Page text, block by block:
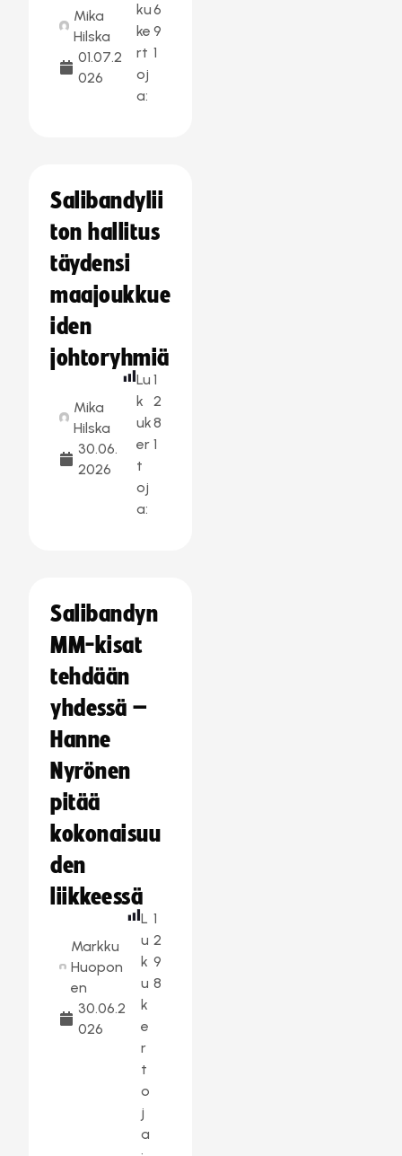
Mika
Hilska
01.07.2
026
ku
ke
rt
oj
a:
6
9
1
Salibandylii
ton hallitus
täydensi
maajoukkue
iden
johtoryhmiä
Mika
Hilska
30.06.
2026
Lu
k
uk
er
t
oj
a:
1
2
8
1
Salibandyn
MM-kisat
tehdään
yhdessä –
Hanne
Nyrönen
pitää
kokonaisuu
den
liikkeessä
Markku
Huopon
en
30.06.2
026
L
u
k
u
k
e
r
t
o
j
a
1
2
9
8